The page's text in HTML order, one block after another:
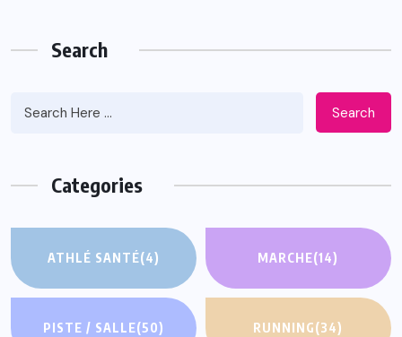
Search
Search
Categories
ATHLÉ SANTÉ(4) MARCHE(14)
PISTE / SALLE(50) RUNNING(34)